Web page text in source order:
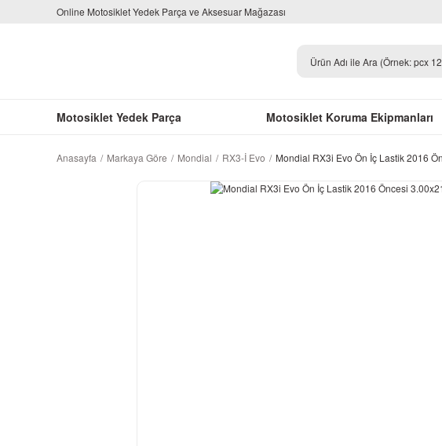
Online Motosiklet Yedek Parça ve Aksesuar Mağazası
Motosiklet Yedek Parça Motosiklet Koruma Ekipmanları
Anasayfa Markaya Göre Mondial RX3-İ Evo Mondial RX3i Evo Ön İç Lastik 2016